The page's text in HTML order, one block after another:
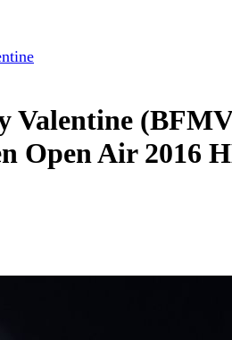
Valentine
Open Air 2016